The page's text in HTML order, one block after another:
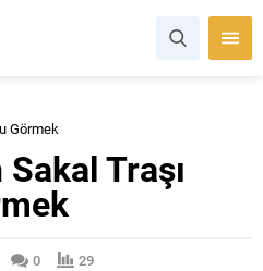
Görmek
Traşı
0
29